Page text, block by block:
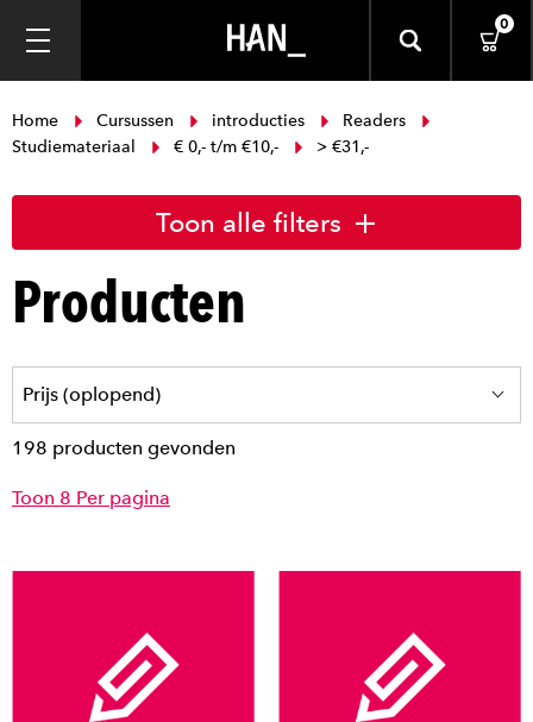
0
Home Cursussen introducties
Readers
Studiemateriaal
€ 0,- t/m €10,- > €31,-
Toon alle filters
Producten
198 producten gevonden
Toon 8 Per pagina